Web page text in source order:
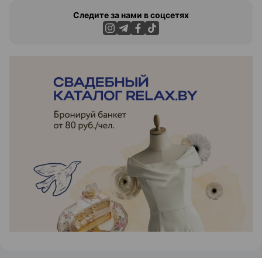
Следите за нами в соцсетях
ЭФФЕКТИВНАЯ РЕКЛАМА НА САЙТЕ